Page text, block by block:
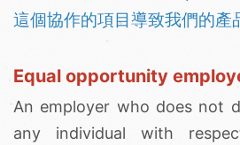
這個協作的項目導致我們的產
Equal opportunity
An employer who does not
any individual with